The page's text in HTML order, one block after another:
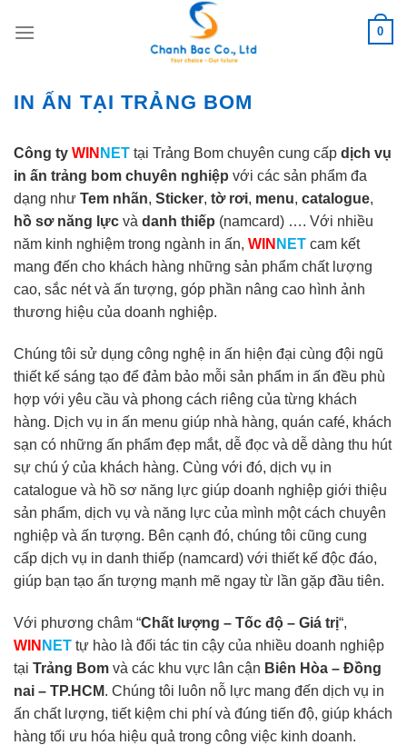
0
IN ẤN TẠI TRẢNG BOM
Công ty WIN NET tại Trảng Bom chuyên cung cấp dịch vụ
in ấn trảng bom chuyên nghiệp với các sản phẩm đa
dạng như Tem nhãn, Sticker, tờ rơi, menu, catalogue,
hồ sơ năng lực và danh thiếp (namcard) …. Với nhiều
năm kinh nghiệm trong ngành in ấn, WIN NET cam kết
mang đến cho khách hàng những sản phẩm chất lượng
cao, sắc nét và ấn tượng, góp phần nâng cao hình ảnh
thương hiệu của doanh nghiệp.
Chúng tôi sử dụng công nghệ in ấn hiện đại cùng đội ngũ
thiết kế sáng tạo để đảm bảo mỗi sản phẩm in ấn đều phù
hợp với yêu cầu và phong cách riêng của từng khách
hàng. Dịch vụ in ấn menu giúp nhà hàng, quán café, khách
sạn có những ấn phẩm đẹp mắt, dễ đọc và dễ dàng thu hút
sự chú ý của khách hàng. Cùng với đó, dịch vụ in
catalogue và hồ sơ năng lực giúp doanh nghiệp giới thiệu
sản phẩm, dịch vụ và năng lực của mình một cách chuyên
nghiệp và ấn tượng. Bên cạnh đó, chúng tôi cũng cung
cấp dịch vụ in danh thiếp (namcard) với thiết kế độc đáo,
giúp bạn tạo ấn tượng mạnh mẽ ngay từ lần gặp đầu tiên.
Với phương châm “Chất lượng – Tốc độ – Giá trị“,
WIN NET tự hào là đối tác tin cậy của nhiều doanh nghiệp
tại Trảng Bom và các khu vực lân cận Biên Hòa – Đồng
nai – TP.HCM. Chúng tôi luôn nỗ lực mang đến dịch vụ in
ấn chất lượng, tiết kiệm chi phí và đúng tiến độ, giúp khách
hàng tối ưu hóa hiệu quả trong công việc kinh doanh.